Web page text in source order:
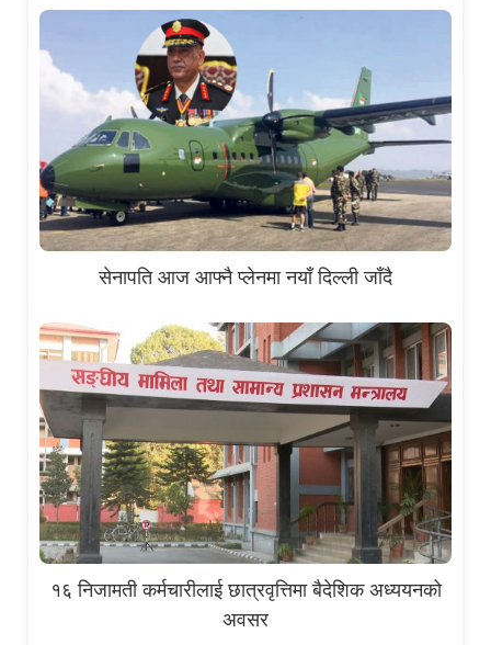
सेनापति आज आफ्नै प्लेनमा नयाँ दिल्ली जाँदै
१६ निजामती कर्मचारीलाई छात्रवृत्तिमा बैदेशिक अध्ययनको
अवसर